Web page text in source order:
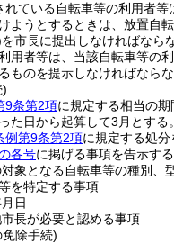
れている自転車等の利用者等
ようとするときは、放置自
を市長に提出しなければならな
用者等は、当該自転車等の
ものを提示しなければならな
)
9条第2項に規定する相当の期
た日から起算して3月とする。
例第9条第2項に規定する処
各号に掲げる事項を告示する
象となる自転車等の種別、
を特定する事項
日
長が必要と認める事項
除手続)